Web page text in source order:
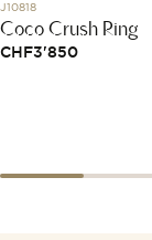
J10818
Coco Crush Ring
CHF3'850